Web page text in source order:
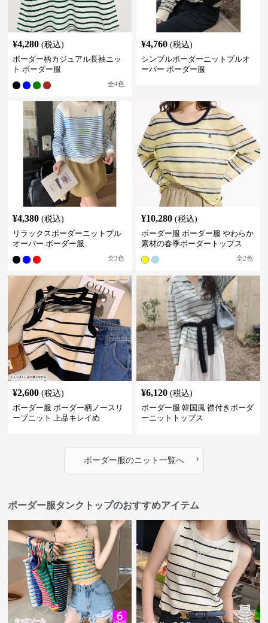
¥4,280 (税込)
ボーダー柄カジュアル長袖ニッ
ト ボーダー服
全4色
¥4,760 (税込)
シンプルボーダーニットプルオ
ーバー ボーダー服
¥4,380 (税込)
リラックスボーダーニットプル
オーバー ボーダー服
全3色
¥10,280 (税込)
ボーダー服 ボーダー服 やわらか
素材の春季ボーダートップス
全2色
¥2,600 (税込)
ボーダー服 ボーダー柄ノースリ
ーブニット 上品キレイめ
¥6,120 (税込)
ボーダー服 韓国風 襟付きボーダ
ーニットトップス
ボーダー服のニット 一覧へ ›
ボーダー服タンクトップのおすすめアイテム